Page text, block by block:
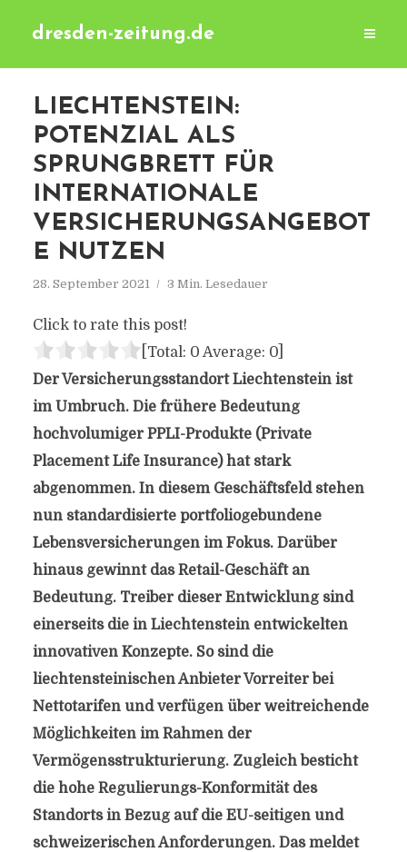
dresden-zeitung.de
LIECHTENSTEIN:
POTENZIAL ALS
SPRUNGBRETT FÜR
INTERNATIONALE
VERSICHERUNGSANGEBOT
E NUTZEN
28. September 2021 3 Min. Lesedauer
Click to rate this post!
[Total: 0 Average: 0]
Der Versicherungsstandort Liechtenstein ist
im Umbruch. Die frühere Bedeutung
hochvolumiger PPLI-Produkte (Private
Placement Life Insurance) hat stark
abgenommen. In diesem Geschäftsfeld stehen
nun standardisierte portfoliogebundene
Lebensversicherungen im Fokus. Darüber
hinaus gewinnt das Retail-Geschäft an
Bedeutung. Treiber dieser Entwicklung sind
einerseits die in Liechtenstein entwickelten
innovativen Konzepte. So sind die
liechtensteinischen Anbieter Vorreiter bei
Nettotarifen und verfügen über weitreichende
Möglichkeiten im Rahmen der
Vermögensstrukturierung. Zugleich besticht
die hohe Regulierungs-Konformität des
Standorts in Bezug auf die EU-seitigen und
schweizerischen Anforderungen. Das meldet